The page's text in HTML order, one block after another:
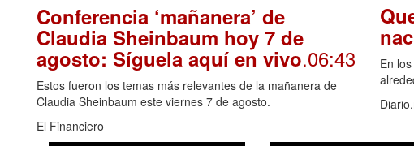
Conferencia ‘mañanera’ de
Claudia Sheinbaum hoy 7 de
agosto: Síguela aquí en vivo.06:43
Estos fueron los temas más relevantes de la mañanera de
Claudia Sheinbaum este viernes 7 de agosto.
El Financiero
En